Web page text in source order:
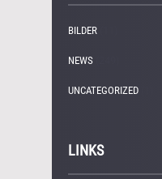
BILDER
NEWS
UNCATEGORIZED
LINKS